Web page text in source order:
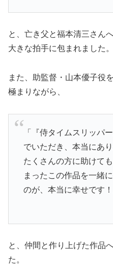
と、亡き父と福本清三さん
大きな拍手に包まれました。
また、助監督・山本優子役
極まりながら、
「『侍タイムスリッパ
でいただき、本当にあ
たくさんの方に助けて
まったこの作品を一緒
のが、本当に幸せです！
と、仲間と作り上げた作品
た。